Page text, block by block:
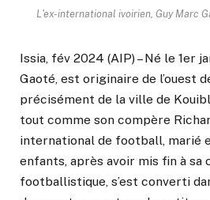
L'ex-international ivoirien, Guy Marc
Issia, fév 2024 (AIP) – Né le 1er
Gaoté, est originaire de l’ouest
précisément de la ville de
tout comme son compère
international de football, marié
enfants, après avoir mis fin à sa
footballistique, s’est converti